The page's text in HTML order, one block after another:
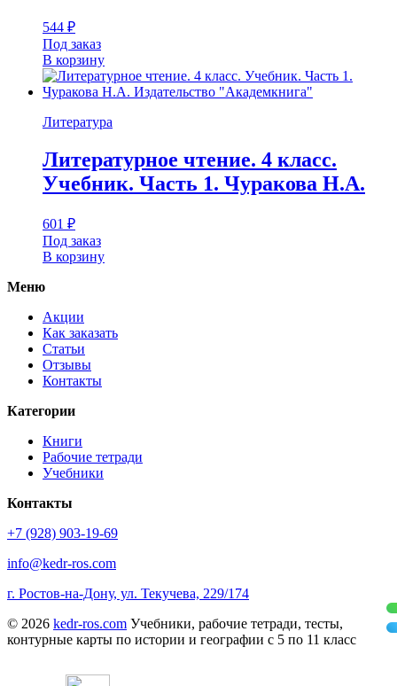
544 ₽
Под заказ
В корзину
Литература
Литературное чтение. 4 класс.
Учебник. Часть 1. Чуракова Н.А.
601 ₽
Под заказ
В корзину
Меню
Акции
Как заказать
Статьи
Отзывы
Контакты
Категории
Книги
Рабочие тетради
Учебники
Контакты
+7 (928) 903-19-69
info@kedr-ros.com
г. Ростов-на-Дону, ул. Текучева, 229/174
© 2026 kedr-ros.com Учебники, рабочие тетради, тесты,
контурные карты по истории и географии с 5 по 11 класс